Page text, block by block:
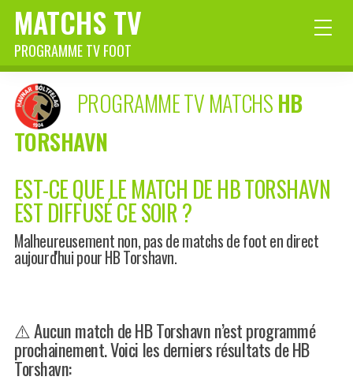
MATCHS TV
PROGRAMME TV FOOT
PROGRAMME TV MATCHSHB
TORSHAVN
EST-CE QUE LE MATCH DE HB TORSHAVN
EST DIFFUSÉ CE SOIR ?
Malheureusement non, pas de matchs de foot en direct
aujourd'hui pour HB Torshavn.
⚠️ Aucun match de HB Torshavn n’est programmé
prochainement. Voici les derniers résultats de HB
Torshavn: